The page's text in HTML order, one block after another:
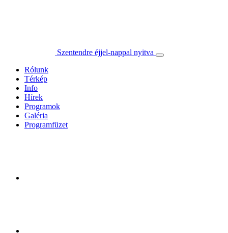
Szentendre éjjel-nappal nyitva
Rólunk
Térkép
Info
Hírek
Programok
Galéria
Programfüzet